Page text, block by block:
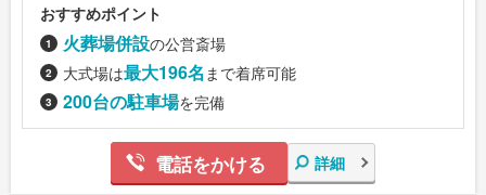
おすすめポイント
火葬場併設の公営斎場
大式場は最大196名 まで着席可能
200台の駐車場を完備
電話をかける 詳細